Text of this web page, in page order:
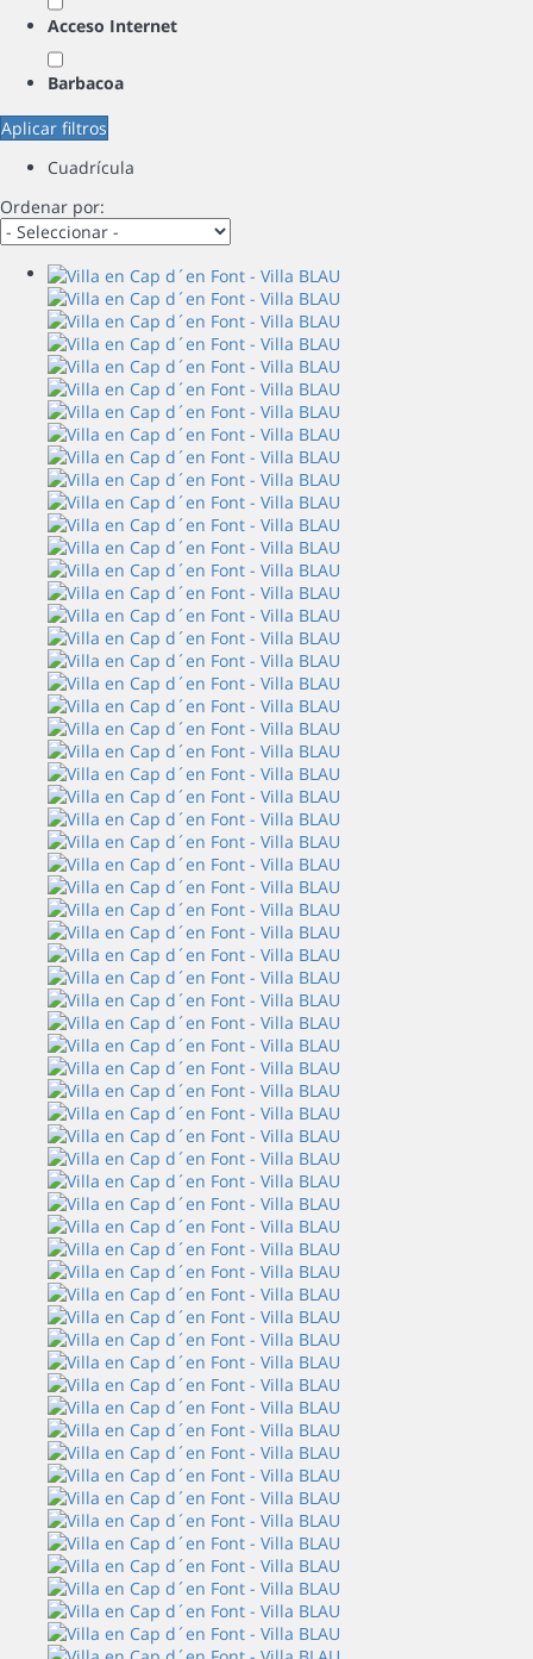
Acceso Internet
Barbacoa
Aplicar filtros
Cuadrícula
Ordenar por: